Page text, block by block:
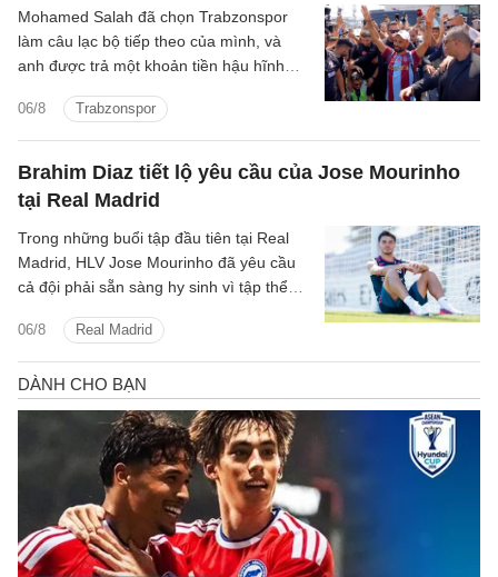
06/8 Trabzonspor
Mohamed Salah đã chọn Trabzonspor
làm câu lạc bộ tiếp theo của mình, và
anh được trả một khoản tiền hậu hĩnh
Brahim Diaz tiết lộ yêu cầu của Jose Mourinho
tại Real Madrid
06/8 Real Madrid
Trong những buổi tập đầu tiên tại Real
Madrid, HLV Jose Mourinho đã yêu cầu
cả đội phải sẵn sàng hy sinh vì tập thể